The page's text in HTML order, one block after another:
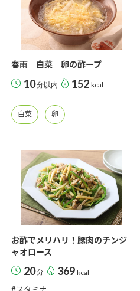
春雨 白菜 卵の酢ープ
10分以内 152 kcal
白菜 卵
お酢でメリハリ！豚肉のチンジ
ャオロース
20分 369 kcal